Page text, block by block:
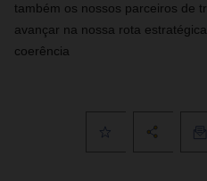
também os nossos parceiros de
avançar na nossa rota
coerência